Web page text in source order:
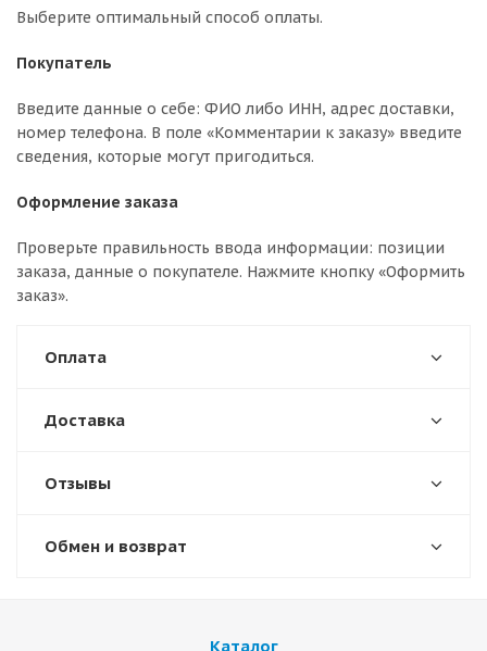
Выберите оптимальный способ оплаты.
Покупатель
Введите данные о себе: ФИО либо ИНН, адрес доставки,
номер телефона. В поле «Комментарии к заказу» введите
сведения, которые могут пригодиться.
Оформление заказа
Проверьте правильность ввода информации: позиции
заказа, данные о покупателе. Нажмите кнопку «Оформить
заказ».
Оплата
Доставка
Отзывы
Обмен и возврат
Каталог